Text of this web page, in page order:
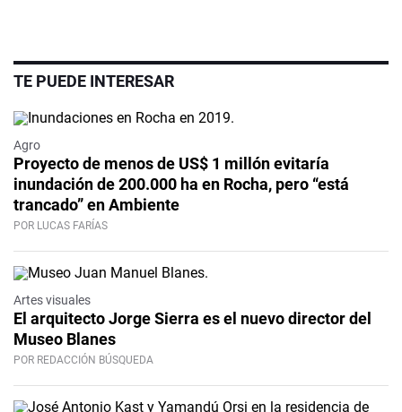
TE PUEDE INTERESAR
Agro
Proyecto de menos de US$ 1 millón evitaría
inundación de 200.000 ha en Rocha, pero “está
trancado” en Ambiente
POR LUCAS FARÍAS
Artes visuales
El arquitecto Jorge Sierra es el nuevo director del
Museo Blanes
POR REDACCIÓN BÚSQUEDA